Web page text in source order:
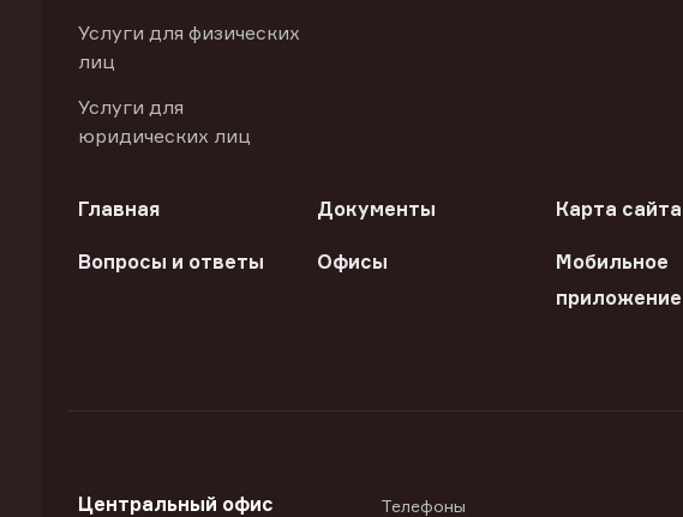
Услуги для физических
лиц
Услуги для
юридических лиц
Главная Документы Карта сайта
Вопросы и ответы Офисы
Мобильное
приложение
Центральный офис Телефоны